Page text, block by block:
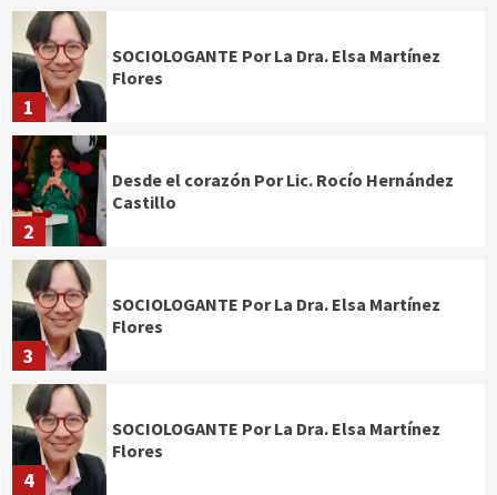
1
SOCIOLOGANTE Por La Dra. Elsa Martínez
Flores
2
Desde el corazón Por Lic. Rocío Hernández
Castillo
3
SOCIOLOGANTE Por La Dra. Elsa Martínez
Flores
4
SOCIOLOGANTE Por La Dra. Elsa Martínez
Flores